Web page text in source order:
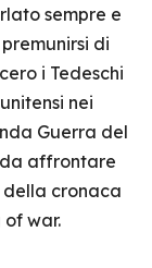
sempre e
di
i Tedeschi
nei
Guerra del
da affrontare
della cronaca
war.